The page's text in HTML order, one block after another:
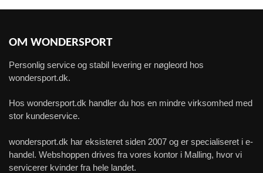
OM WONDERSPORT
Personlig service og stabil levering er nøgleord hos
wondersport.dk.
Hos wondersport.dk handler du hos en mindre virksomhed med
stor kundeservice.
wondersport.dk har eksisteret siden 2007 og er specialiseret i e-
handel. Webshoppen drives fra vores kontor i Malling, hvor vi
servicerer kvinder fra hele landet.